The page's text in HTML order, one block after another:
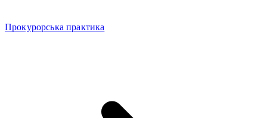
Прокурорська практика